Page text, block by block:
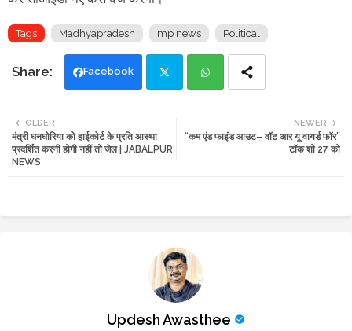
Tags Madhyapradesh mp news Political
Facebook
tte ats
NEWER
“कम एंड फाइंड आउट– वॉट आर यू वायर्ड फॉर”
टॉक शो 27 को
OLDER
मंत्री घनघोरिया को हाईकोर्ट के प्रति आस्था
प्रदर्शित करनी होगी नहीं तो जेल | JABALPUR
NEWS
Updesh Awasthee